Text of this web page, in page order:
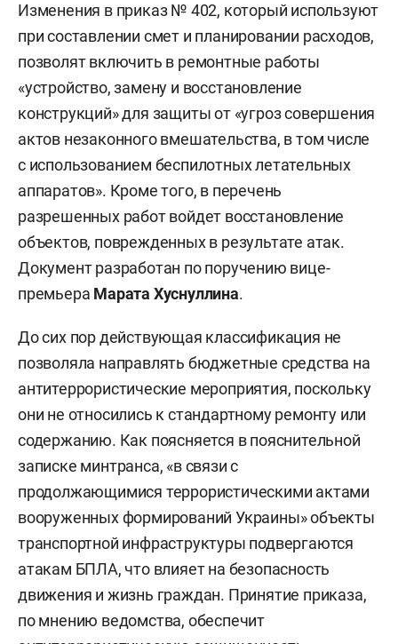
Изменения в приказ № 402, который используют
при составлении смет и планировании расходов,
позволят включить в ремонтные работы
«устройство, замену и восстановление
конструкций» для защиты от «угроз совершения
актов незаконного вмешательства, в том числе
с использованием беспилотных летательных
аппаратов». Кроме того, в перечень
разрешенных работ войдет восстановление
объектов, поврежденных в результате атак.
Документ разработан по поручению вице-
премьера Марата Хуснуллина.
До сих пор действующая классификация не
позволяла направлять бюджетные средства на
антитеррористические мероприятия, поскольку
они не относились к стандартному ремонту или
содержанию. Как поясняется в пояснительной
записке минтранса, «в связи с
продолжающимися террористическими актами
вооруженных формирований Украины» объекты
транспортной инфраструктуры подвергаются
атакам БПЛА, что влияет на безопасность
движения и жизнь граждан. Принятие приказа,
по мнению ведомства, обеспечит